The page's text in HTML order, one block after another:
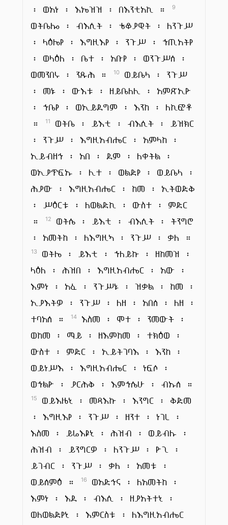
፡ ወአነ ፡ እኤዝዝ ፡ በእንቲአኪ ።
9
ወትቤሎ ፡ ብእሲት ፡ ቴቆያዊት ፡ ለንጉሥ
፡ ላዕሌየ ፡ እግዚእየ ፡ ንጉሥ ፡ ኀጢአትየ
፡ ወላዕለ ፡ ቤተ ፡ አቡየ ፡ ወንጉሥሰ ፡
ወመንበሩ ፡ ንጹሕ ።
10
ወይቤላ ፡ ንጉሥ
፡ መኑ ፡ ውእቱ ፡ ዘይቤለሊ ፡ አምጽኢዮ
፡ ኀቤየ ፡ ወኢይደግም ፡ እንከ ፡ ለኪፎቶ
።
11
ወትቤ ፡ ይእቲ ፡ ብእሲት ፡ ይዝክር
፡ ንጉሥ ፡ እግዚአብሔር ፡ አምላከ ፡
ኢይብዘኅ ፡ አበ ፡ ደም ፡ ለቀትል ፡
ወኢያጥፍኡ ፡ ሊተ ፡ ወልድየ ፡ ወይቤላ ፡
ሕያው ፡ እግዚአብሔር ፡ ከመ ፡ ኢትወድቅ
፡ ሥዕርቱ ፡ ለወልድኪ ፡ ውስተ ፡ ምድር
።
12
ወትሴ ፡ ይእቲ ፡ ብእሲት ፡ ትንግሮ
፡ አመትከ ፡ ለእግዚኣ ፡ ንጉሥ ፡ ቃለ ።
13
ወትሌ ፡ ይእቲ ፡ ኀለይኩ ፡ ዘከመዝ ፡
ላዕለ ፡ ሕዝበ ፡ እግዚአብሔር ፡ አው ፡
እምነ ፡ አፈ ፡ ንጉሥኑ ፡ ዝቃል ፡ ከመ ፡
ኢያእትዎ ፡ ንጉሥ ፡ ለዘ ፡ አበሰ ፡ ለዘ ፡
ተባአሰ ።
14
እስመ ፡ ሞተ ፡ ንመውት ፡
ወከመ ፡ ማይ ፡ ዘእምከመ ፡ ተክዕወ ፡
ውስተ ፡ ምድር ፡ ኢይትገባእ ፡ እንከ ፡
ወይነሥእ ፡ እግዚአብሔር ፡ ነፍሶ ፡
ወኀልዮ ፡ ያርሕቅ ፡ እምኀሴሁ ፡ ብኡሰ ።
15
ወይእዜኒ ፡ መጻእኩ ፡ እንግር ፡ ቅድመ
፡ እግዚእየ ፡ ንጉሥ ፡ ዘንተ ፡ ነገረ ፡
እስመ ፡ ይሬእዩኒ ፡ ሕዝብ ፡ ወይብሉ ፡
ሕዝብ ፡ ይንግርዎ ፡ ለንጉሥ ፡ ዮጊ ፡
ይገብር ፡ ንጉሥ ፡ ቃለ ፡ አመቱ ፡
ወይሰምዕ ።
16
ወአድኅና ፡ ለአመትከ ፡
እምነ ፡ እደ ፡ ብእሲ ፡ ዘያአትተኒ ፡
ወለወልድየኒ ፡ እምርስቱ ፡ ለእግዚአብሔር